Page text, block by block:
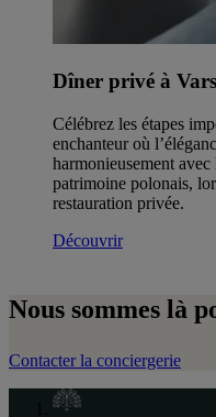
Dîner privé à
Célébrez les étapes
enchanteur où
harmonieusement
patrimoine polonais,
restauration privée.
Découvrir
Nous sommes là
Contacter la conciergerie